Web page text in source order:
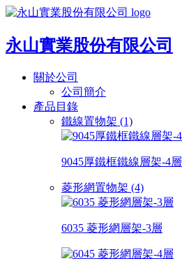
永山實業股份有限公司
關於公司
公司簡介
產品目錄
鐵線置物架 (1)
9045厚鐵框鐵線層架-4層
菱形網置物架 (4)
6035 菱形網層架-3層